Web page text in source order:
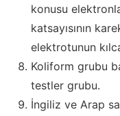
konusu
katsayısının
elektrotunun
Koliform grubu
testler grubu.
İngiliz ve Arap